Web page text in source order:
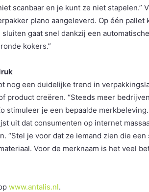
scanbaar en je kunt ze niet stapelen.”
plano aangeleverd. Op één
gaat snel dankzij een
kokers.”
nog een duidelijke trend in
product creëren. “Steeds meer
stimuleer je een bepaalde
uit dat consumenten op internet
“Stel je voor dat ze iemand zien die
Voor de merknaam is het veel
www.antalis.nl.